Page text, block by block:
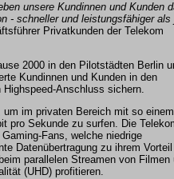
unsere Kundinnen und Kunden
- schneller und leistungsfähiger als
Privatkunden der Telekom
2000 in den Pilotstädten Berlin
Kundinnen und Kunden in den
Highspeed-Anschluss sichern.
im privaten Bereich mit so einem
pro Sekunde zu surfen. Die
Fans, welche niedrige
Datenübertragung zu ihrem Vorteil
parallelen Streamen von Filmen
(UHD) profitieren.